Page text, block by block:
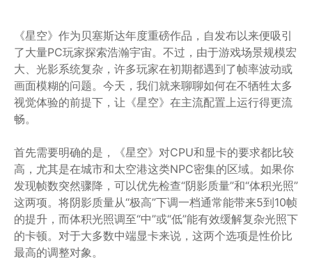
《星空》作为贝塞斯达年度重磅作品，自发布以来便吸引
了大量PC玩家探索浩瀚宇宙。不过，由于游戏场景规模宏
大、光影系统复杂，许多玩家在初期都遇到了帧率波动或
画面模糊的问题。今天，我们就来聊聊如何在不牺牲太多
视觉体验的前提下，让《星空》在主流配置上运行得更流
畅。
首先需要明确的是，《星空》对CPU和显卡的要求都比较
高，尤其是在城市和太空港这类NPC密集的区域。如果你
发现帧数突然骤降，可以优先检查“阴影质量”和“体积光照”
这两项。将阴影质量从“极高”下调一档通常能带来5到10帧
的提升，而体积光照调至“中”或“低”能有效缓解复杂光照下
的卡顿。对于大多数中端显卡来说，这两个选项是性价比
最高的调整对象。